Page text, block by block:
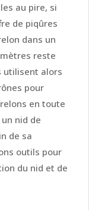
au pire, si
de piqûres
dans un
reste
utilisent alors
pour
en toute
nid de
de sa
outils pour
du nid et de